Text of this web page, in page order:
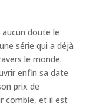
doute le
série qui a déjà
le monde.
enfin sa date
prix de
comble, et il est